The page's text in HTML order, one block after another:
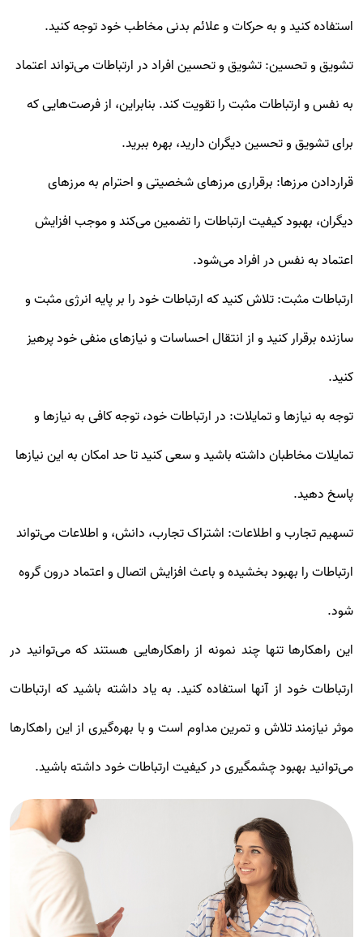
استفاده کنید و به حرکات و علائم بدنی مخاطب خود توجه کنید.
تشویق و تحسین: تشویق و تحسین افراد در ارتباطات می‌تواند اعتماد
به نفس و ارتباطات مثبت را تقویت کند. بنابراین، از فرصت‌هایی که
برای تشویق و تحسین دیگران دارید، بهره ببرید.
قراردادن مرزها: برقراری مرزهای شخصیتی و احترام به مرزهای
دیگران، بهبود کیفیت ارتباطات را تضمین می‌کند و موجب افزایش
اعتماد به نفس در افراد می‌شود.
ارتباطات مثبت: تلاش کنید که ارتباطات خود را بر پایه انرژی مثبت و
سازنده برقرار کنید و از انتقال احساسات و نیازهای منفی خود پرهیز
کنید.
توجه به نیازها و تمایلات: در ارتباطات خود، توجه کافی به نیازها و
تمایلات مخاطبان داشته باشید و سعی کنید تا حد امکان به این نیازها
پاسخ دهید.
تسهیم تجارب و اطلاعات: اشتراک تجارب، دانش، و اطلاعات می‌تواند
ارتباطات را بهبود بخشیده و باعث افزایش اتصال و اعتماد درون گروه
شود.
این راهکارها تنها چند نمونه از راهکارهایی هستند که می‌توانید در
ارتباطات خود از آنها استفاده کنید. به یاد داشته باشید که ارتباطات
موثر نیازمند تلاش و تمرین مداوم است و با بهره‌گیری از این راهکارها
می‌توانید بهبود چشمگیری در کیفیت ارتباطات خود داشته باشید.